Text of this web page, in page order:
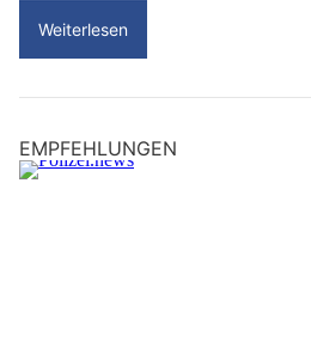
Weiterlesen
EMPFEHLUNGEN